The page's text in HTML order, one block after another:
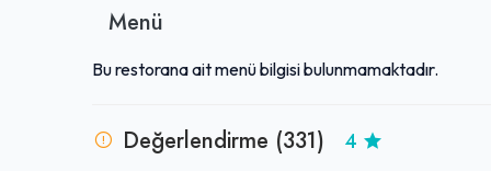
Özellikle sushi ve uzak doğu lezzetlerine yeni
seçenekler sunar.
Menü
Bu restorana ait menü bilgisi bulunmamaktadır.
Değerlendirme (331) 4